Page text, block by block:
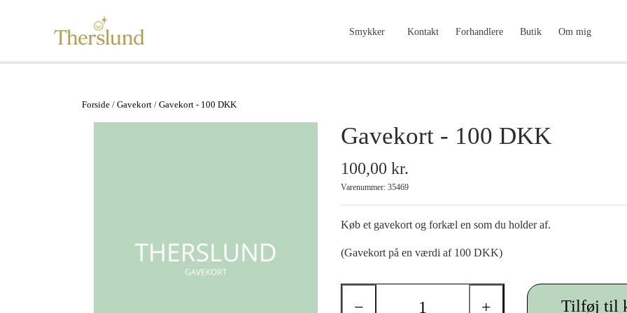
Smykker
Vandfaste smykker
Øreringe
Mix and Match
Tilbehør
Kontakt Forhandlere Butik Om mig
Forside Gavekort Gavekort - 100 DKK
Gavekort - 100 DKK
100,00 kr.
Varenummer: 35469
Køb et gavekort og forkæl en som du holder af.
(Gavekort på en værdi af 100 DKK)
− + Tilføj til